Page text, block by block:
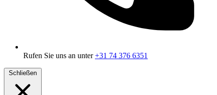
Rufen Sie uns an unter +31 74 376 6351
Schließen